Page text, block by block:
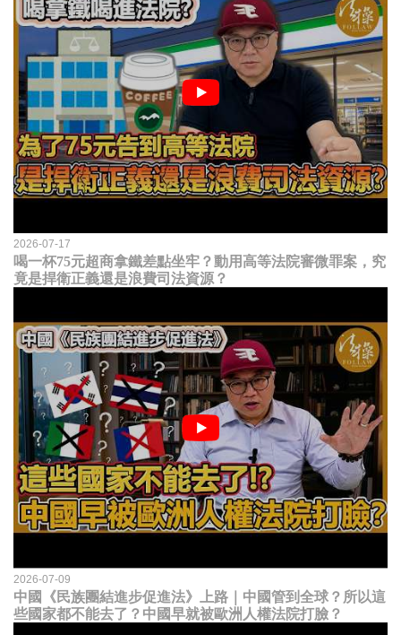
2026-07-17
喝一杯75元超商拿鐵差點坐牢？動用高等法院審微罪案，究
竟是捍衛正義還是浪費司法資源？
2026-07-09
中國《民族團結進步促進法》上路｜中國管到全球？所以這
些國家都不能去了？中國早就被歐洲人權法院打臉？